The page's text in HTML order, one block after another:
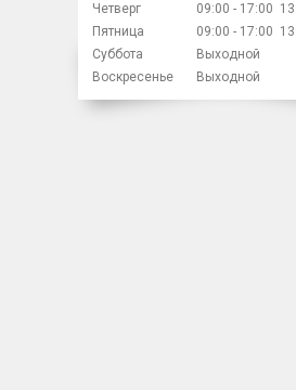
Четверг
09:00 17:00
Пятница
09:00 17:00
Суббота
Выходной
Воскресенье
Выходной